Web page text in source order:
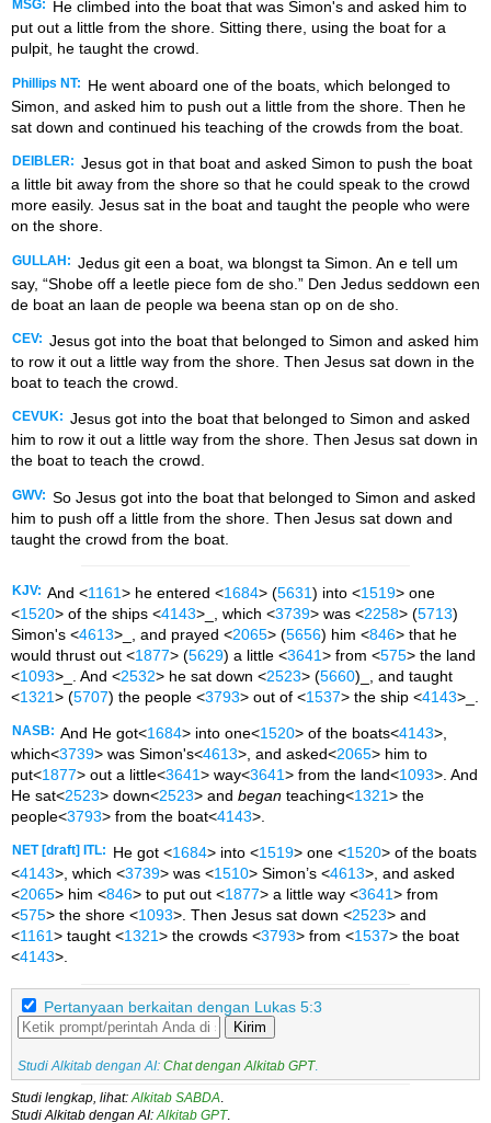
MSG:
He climbed into the boat that was Simon's and asked him to
put out a little from the shore. Sitting there, using the boat for a
pulpit, he taught the crowd.
Phillips NT:
He went aboard one of the boats, which belonged to
Simon, and asked him to push out a little from the shore. Then he
sat down and continued his teaching of the crowds from the boat.
DEIBLER: Jesus got in that boat and asked Simon to push the boat
a little bit away from the shore so that he could speak to the crowd
more easily. Jesus sat in the boat and taught the people who were
on the shore.
GULLAH: Jedus git een a boat, wa blongst ta Simon. An e tell um
say, “Shobe off a leetle piece fom de sho.” Den Jedus seddown een
de boat an laan de people wa beena stan op on de sho.
CEV: Jesus got into the boat that belonged to Simon and asked him
to row it out a little way from the shore. Then Jesus sat down in the
boat to teach the crowd.
CEVUK: Jesus got into the boat that belonged to Simon and asked
him to row it out a little way from the shore. Then Jesus sat down in
the boat to teach the crowd.
GWV: So Jesus got into the boat that belonged to Simon and asked
him to push off a little from the shore. Then Jesus sat down and
taught the crowd from the boat.
KJV: And <1161> he entered <1684> (5631) into <1519> one
<1520> of the ships <4143>_, which <3739> was <2258> (5713)
Simon's <4613>_, and prayed <2065> (5656) him <846> that he
would thrust out <1877> (5629) a little <3641> from <575> the land
<1093>_. And <2532> he sat down <2523> (5660)_, and taught
<1321> (5707) the people <3793> out of <1537> the ship <4143>_.
NASB: And He got<1684> into one<1520> of the boats<4143>,
which<3739> was Simon's<4613>, and asked<2065> him to
put<1877> out a little<3641> way<3641> from the land<1093>. And
He sat<2523> down<2523> and began teaching<1321> the
people<3793> from the boat<4143>.
NET [draft] ITL: He got <1684> into <1519> one <1520> of the boats
<4143>, which <3739> was <1510> Simon’s <4613>, and asked
<2065> him <846> to put out <1877> a little way <3641> from
<575> the shore <1093>. Then Jesus sat down <2523> and
<1161> taught <1321> the crowds <3793> from <1537> the boat
<4143>.
Pertanyaan berkaitan dengan Lukas 5:3
Kirim
Studi Alkitab dengan AI: Chat dengan Alkitab GPT.
Studi lengkap, lihat: Alkitab SABDA
Studi Alkitab dengan AI: Alkitab GPT.